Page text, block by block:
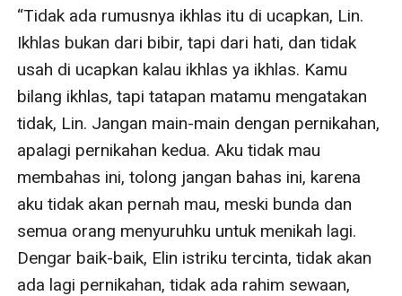
“Tidak ada rumusnya ikhlas itu di ucapkan, Lin.
Ikhlas bukan dari bibir, tapi dari hati, dan tidak
usah di ucapkan kalau ikhlas ya ikhlas. Kamu
bilang ikhlas, tapi tatapan matamu mengatakan
tidak, Lin. Jangan main-main dengan pernikahan,
apalagi pernikahan kedua. Aku tidak mau
membahas ini, tolong jangan bahas ini, karena
aku tidak akan pernah mau, meski bunda dan
semua orang menyuruhku untuk menikah lagi.
Dengar baik-baik, Elin istriku tercinta, tidak akan
ada lagi pernikahan, tidak ada rahim sewaan,